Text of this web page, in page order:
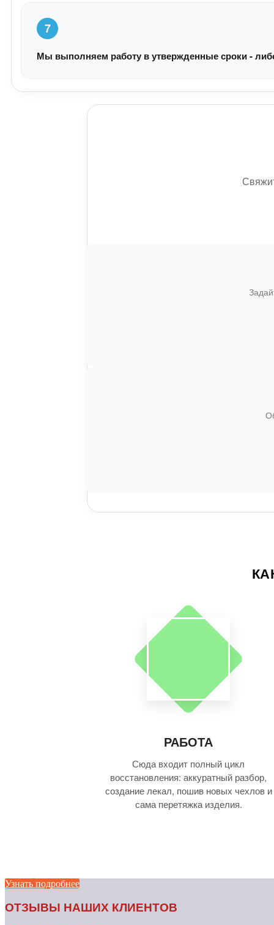
7
Мы выполняем работу в утвержденные сроки -
РАБОТА
Сюда входит полный цикл
восстановления: аккуратный разбор,
создание лекал, пошив новых чехлов и
сама перетяжка изделия.
Узнать подробнее
ОТЗЫВЫ НАШИХ КЛИЕНТОВ